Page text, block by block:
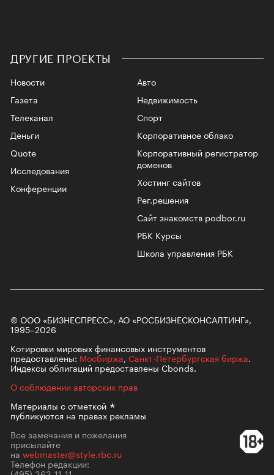
ДРУГИЕ ПРОЕКТЫ
Новости
Газета
Телеканал
Авто
Недвижимость
Спорт
Корпоративное облако
Корпоративный регистратор
доменов
Хостинг сайтов
Рег.решения
Сайт знакомств podbor.ru
РБК Курсы
Школа управления РБК
Деньги
Quote
Исследования
Конференции
© ООО «БИЗНЕСПРЕСС», АО «РОСБИЗНЕСКОНСАЛТИНГ»,
1995–2026
Котировки мировых финансовых инструментов
предоставлены: Мосбиржа, Санкт-Петербургская биржа.
Индексы облигаций предоставлены Cbonds.
О соблюдении авторских прав
Материалы сотметкой
публикуются на правах рекламы
Все замечания и пожелания
присылайте
на webmaster@style.rbc.ru
Телефон редакции: